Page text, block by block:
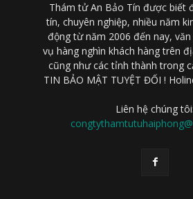
Thám tử An Bảo Tín được biết
tín, chuyên nghiệp, nhiều năm
động từ năm 2006 đến nay,
vụ hàng nghìn khách hàng trên
cũng như các tỉnh thành trong
TIN BẢO MẬT TUYỆT ĐỐI !
Liên hệ chúng tôi: